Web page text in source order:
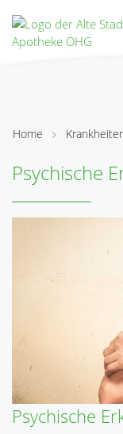
Home
Psychische
Psychische